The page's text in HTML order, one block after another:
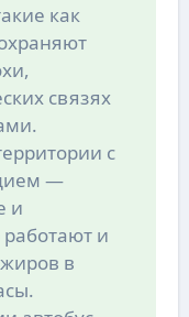
как
связях
с
—
и
и
в